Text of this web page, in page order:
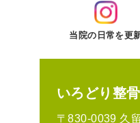
当院の日常を更
いろどり整
〒830-0039 久